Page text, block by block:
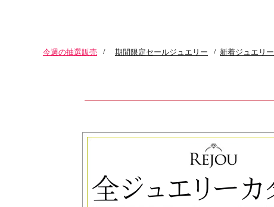
今週の抽選販売 / 期間限定セールジュエリー / 新着ジュエリー